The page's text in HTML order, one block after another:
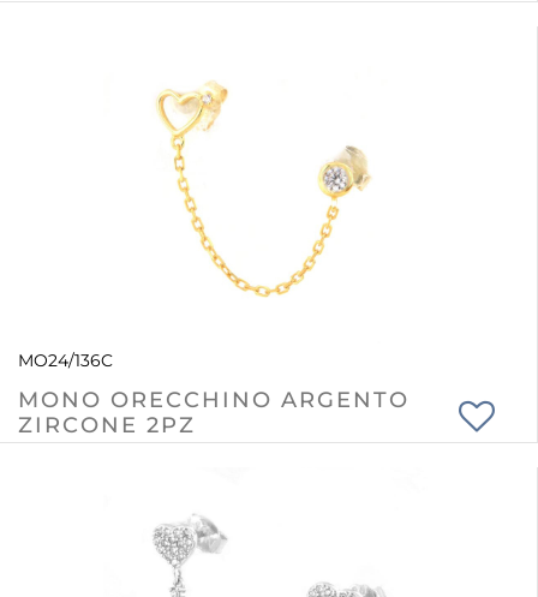
MO24/136C
MONO ORECCHINO ARGENTO
ZIRCONE 2PZ